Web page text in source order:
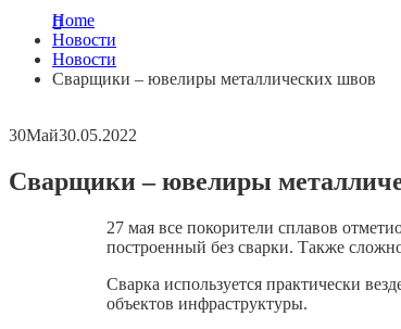
Home
Новости
Новости
Сварщики – ювелиры металлических швов
30Май30.05.2022
Сварщики – ювелиры
27 мая все покорители сплавов
построенный без сварки. Также
Сварка используется практически
объектов инфраструктуры.